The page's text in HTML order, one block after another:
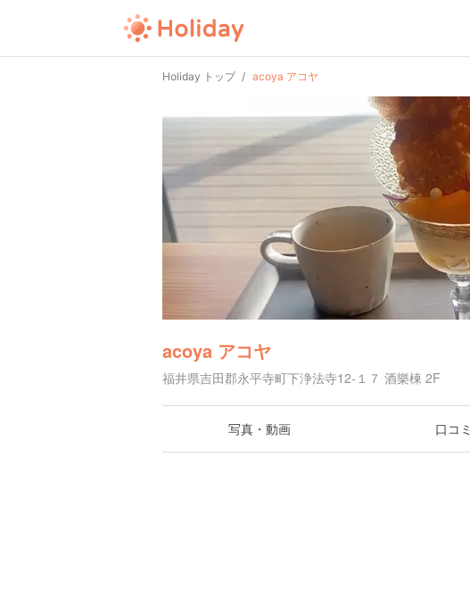
Holiday トップ acoya アコヤ
acoya アコヤ
福井県吉田郡永平寺町下浄法寺12-１７ 酒樂棟 2F
写真・動画 口コミ